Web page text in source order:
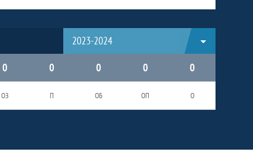
2023-2024
0 0 0 0 0
ОЗ П ОБ ОП О